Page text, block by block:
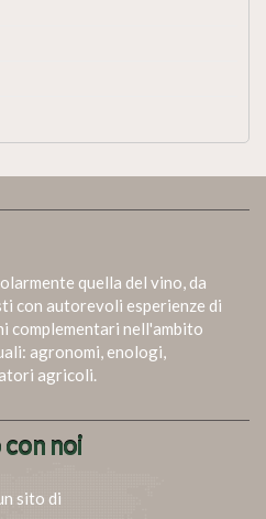
quella del vino, da
con autorevoli esperienze di
complementari nell'ambito
agronomi, enologi,
agricoli.
noi
sito di